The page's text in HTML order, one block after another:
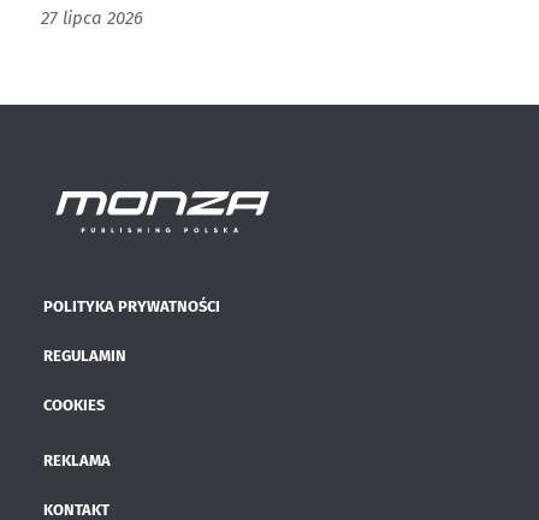
27 lipca 2026
POLITYKA PRYWATNOŚCI
REGULAMIN
COOKIES
REKLAMA
KONTAKT